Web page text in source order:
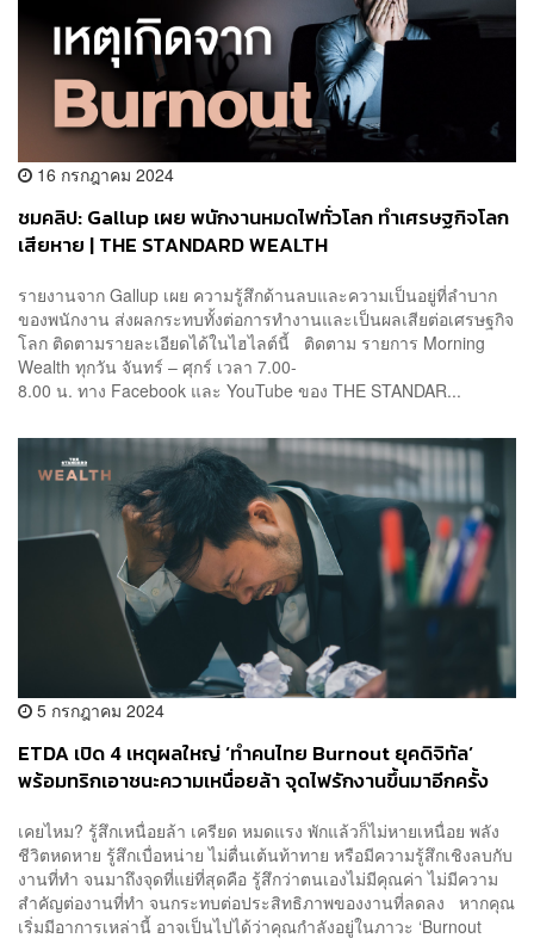
16 กรกฎาคม 2024
ชมคลิป: Gallup เผย พนักงานหมดไฟทั่วโลก ทำเศรษฐกิจโลก
เสียหาย | THE STANDARD WEALTH
รายงานจาก Gallup เผย ความรู้สึกด้านลบและความเป็นอยู่ที่ลำบาก
ของพนักงาน ส่งผลกระทบทั้งต่อการทำงานและเป็นผลเสียต่อเศรษฐกิจ
โลก ติดตามรายละเอียดได้ในไฮไลต์นี้ ติดตาม รายการ Morning
Wealth ทุกวัน จันทร์ – ศุกร์ เวลา 7.00-
8.00 น. ทาง Facebook และ YouTube ของ THE STANDAR...
5 กรกฎาคม 2024
ETDA เปิด 4 เหตุผลใหญ่ ‘ทำคนไทย Burnout ยุคดิจิทัล’
พร้อมทริกเอาชนะความเหนื่อยล้า จุดไฟรักงานขึ้นมาอีกครั้ง
เคยไหม? รู้สึกเหนื่อยล้า เครียด หมดแรง พักแล้วก็ไม่หายเหนื่อย พลัง
ชีวิตหดหาย รู้สึกเบื่อหน่าย ไม่ตื่นเต้นท้าทาย หรือมีความรู้สึกเชิงลบกับ
งานที่ทำ จนมาถึงจุดที่แย่ที่สุดคือ รู้สึกว่าตนเองไม่มีคุณค่า ไม่มีความ
สำคัญต่องานที่ทำ จนกระทบต่อประสิทธิภาพของงานที่ลดลง หากคุณ
เริ่มมีอาการเหล่านี้ อาจเป็นไปได้ว่าคุณกำลังอยู่ในภาวะ ‘Burnout